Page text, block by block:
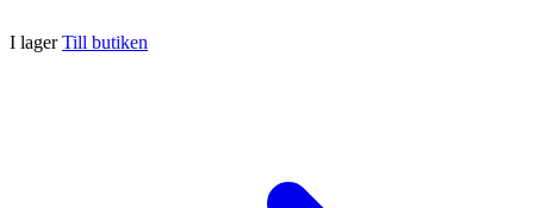
I lagerTill butiken